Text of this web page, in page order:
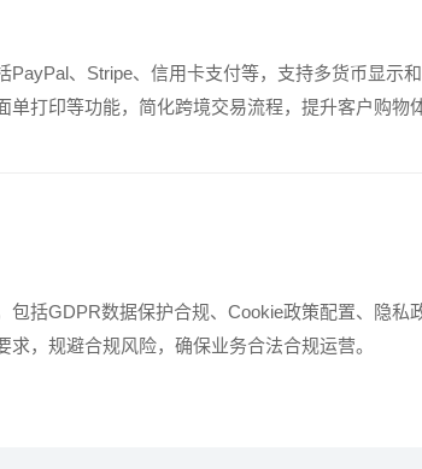
PayPal、Stripe、信用卡支付等，支持多货币显示
打印等功能，简化跨境交易流程，提升客户购物
包括GDPR数据保护合规、Cookie政策配置、隐
求，规避合规风险，确保业务合法合规运营。